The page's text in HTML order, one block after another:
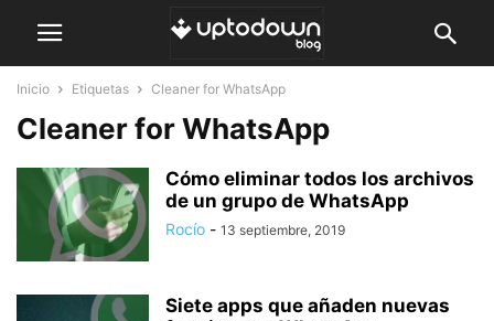
Inicio Etiquetas Cleaner for WhatsApp
Cleaner for WhatsApp
Cómo eliminar todos los archivos
de un grupo de WhatsApp
Rocío - 13 septiembre, 2019
Siete apps que añaden nuevas